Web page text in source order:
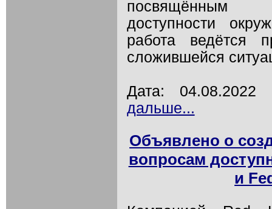
посвящённым
доступности
работа ведётся
сложившейся
Дата:
дальше...
Объявлено о
вопросам
и